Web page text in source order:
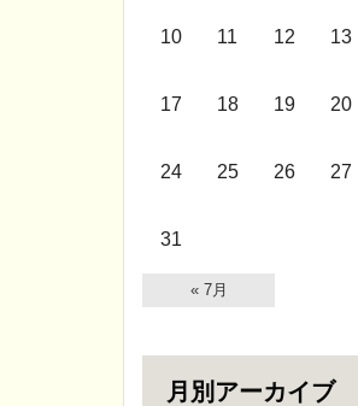
10 11 12 13
17 18 19 20
24 25 26 27
31
« 7月
月別アーカイブ